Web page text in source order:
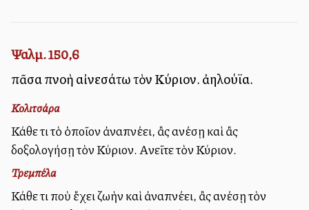
Ψαλμ. 150,6
πᾶσα πνοὴ αἰνεσάτω τὸν Κύριον. ἀλληλούϊα.
Κολιτσάρα
Κάθε τι τὸ ὁποῖον ἀναπνέει, ἂς αἰνέσῃ καὶ ἂς
δοξολογήσῃ τὸν Κύριον. Αἰνεῖτε τὸν Κύριον.
Τρεμπέλα
Κάθε τι ποὺ ἔχει ζωὴν καὶ ἀναπνέει, ἂς αἰνέσῃ τὸν